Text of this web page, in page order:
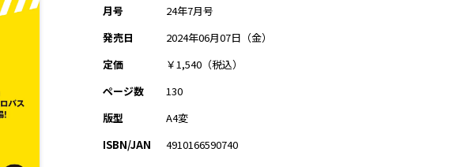
月号
24年7月号
発売日
2024年06月07日（金）
定価
￥1,540（税込）
ページ数
130
版型
A4変
ISBN/JAN
4910166590740